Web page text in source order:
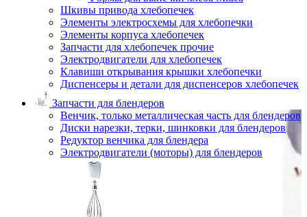
Шкивы привода хлебопечек
Элементы электросхемы для хлебопечки
Элементы корпуса хлебопечек
Запчасти для хлебопечек прочие
Электродвигатели для хлебопечек
Клавиши открывания крышки хлебопечки
Диспенсеры и детали для диспенсеров хлебопечек
Запчасти для блендеров
Венчик, только металлическая часть для блендеров
Диски нарезки, терки, шинковки для блендеров
Редуктор венчика для блендера
Электродвигатели (моторы) для блендеров